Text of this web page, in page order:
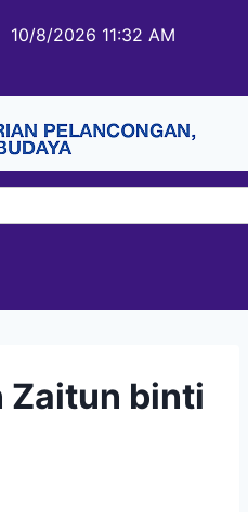
10/8/2026 11:32 AM
Zaitun binti